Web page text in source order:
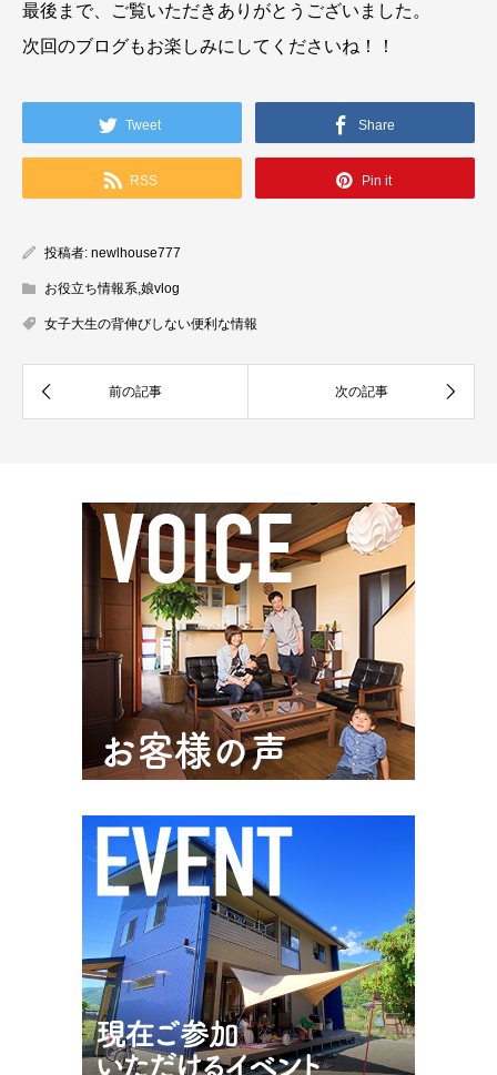
最後まで、ご覧いただきありがとうございました。
次回のブログもお楽しみにしてくださいね！！
Tweet Share
RSS Pin it
投稿者: newlhouse777
お役立ち情報系 娘vlog
女子大生の背伸びしない便利な情報